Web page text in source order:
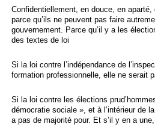
Confidentiellement, en douce, en
parce qu’ils ne peuvent pas faire
gouvernement. Parce qu’il y a les
des textes de loi
Si la loi contre l’indépendance de
formation professionnelle, elle ne serait
Si la loi contre les élections
démocratie sociale », et à l’intérieur de
a pas de majorité pour. Et s’il y en a